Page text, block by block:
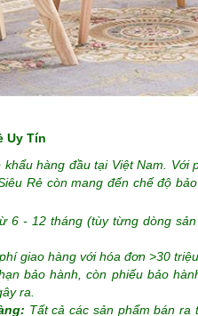
Uy Tín
hàng đầu tại Việt Nam.
Rẻ còn mang đến chế độ
6 - 12 tháng (tùy từng dòng
giao hàng với hóa đơn >30
bảo hành, còn phiếu bảo
ra.
Tất cả các sản phẩm bán ra